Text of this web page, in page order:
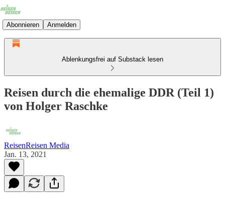
Abonnieren Anmelden
Ablenkungsfrei auf Substack lesen
Reisen durch die ehemalige DDR (Teil 1)
von Holger Raschke
ReisenReisen Media
Jan. 13, 2021